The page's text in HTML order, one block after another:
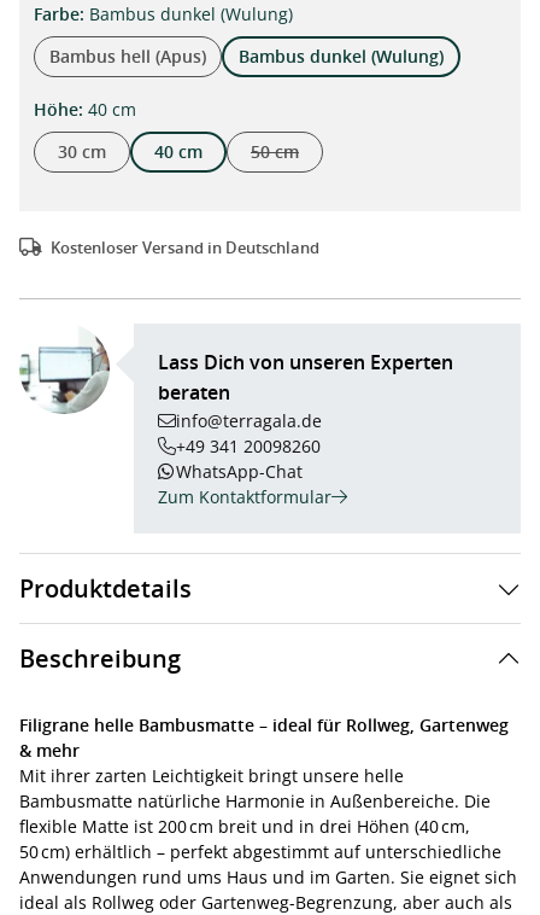
Farbeauswählen
: Bambus dunkel (Wulung)
Bambus hell (Apus)
Bambus dunkel (Wulung)
Höheauswählen
: 40 cm
30 cm
40 cm 50 cm
(Diese Option ist zurzeit nicht
Kostenloser Versand in Deutschland
Lass Dich von unseren Experten
beraten
info@terragala.de
+49 341 20098260
WhatsApp-Chat
Zum Kontaktformular
Produktdetails
Beschreibung
Filigrane helle Bambusmatte – ideal für Rollweg, Gartenweg
& mehr
Mit ihrer zarten Leichtigkeit bringt unsere helle
Bambusmatte natürliche Harmonie in Außenbereiche. Die
flexible Matte ist 200 cm breit und in drei Höhen (40 cm,
50 cm) erhältlich – perfekt abgestimmt auf unterschiedliche
Anwendungen rund ums Haus und im Garten. Sie eignet sich
ideal als Rollweg oder Gartenweg-Begrenzung, aber auch als